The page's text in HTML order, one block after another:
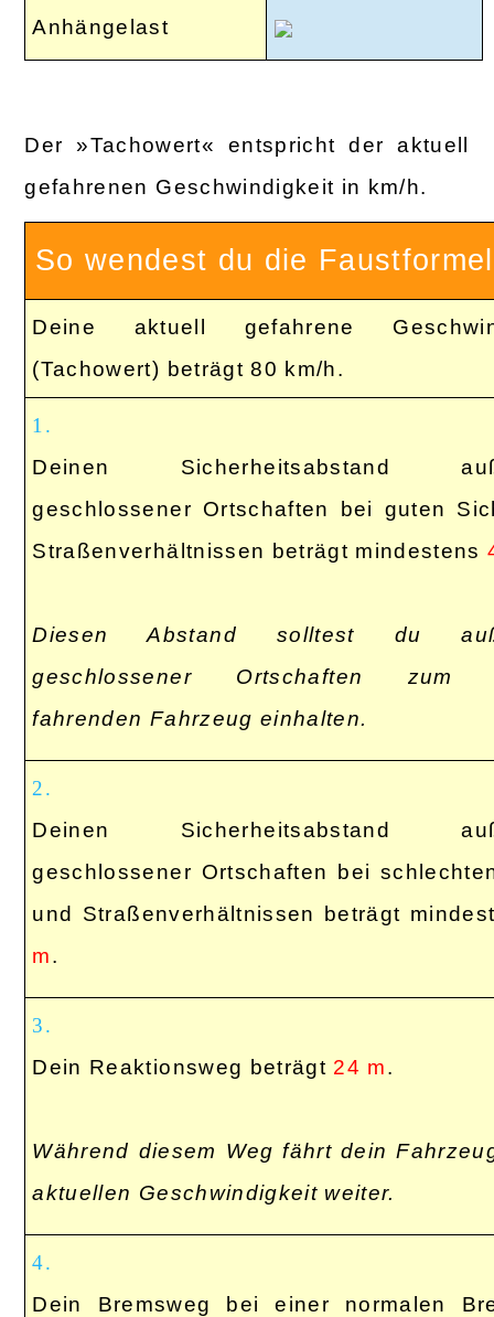
Anhängelast
Der »Tachowert« entspricht der aktuell
gefahrenen Geschwindigkeit in km/h.
So wendest du die
Deine aktuell gefahrene
(Tachowert) beträgt 80 km/h.
1.
Deinen Sicherheitsabstand
geschlossener Ortschaften bei guten
Straßenverhältnissen beträgt mindestens
Diesen Abstand solltest du
geschlossener Ortschaften zum
fahrenden Fahrzeug einhalten.
2.
Deinen Sicherheitsabstand
geschlossener Ortschaften bei
und Straßenverhältnissen beträgt
m.
3.
Dein Reaktionsweg beträgt 24 m.
Während diesem Weg fährt dein
aktuellen Geschwindigkeit weiter.
4.
Dein Bremsweg bei einer normalen